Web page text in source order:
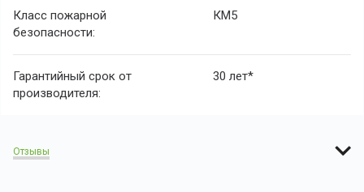
Класс пожарной
безопасности:
КМ5
Гарантийный срок от
производителя:
30 лет*
Отзывы